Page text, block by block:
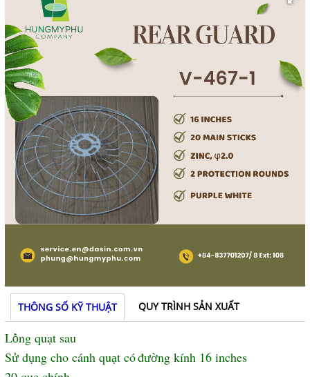
THÔNG SỐ KỸ THUẬT QUY TRÌNH SẢN XUẤT
Lồng quạt sau
Sửdụng cho cánh quạt cóđường kính 16 inches